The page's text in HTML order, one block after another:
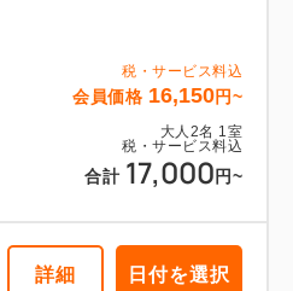
税・サービス料込
会員価格 16,150円~
大人 2名 1室
税・サービス料込
合計 17,000 円~
詳細 日付を選択